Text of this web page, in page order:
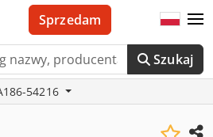
Szukaj
Sprzedam
54216